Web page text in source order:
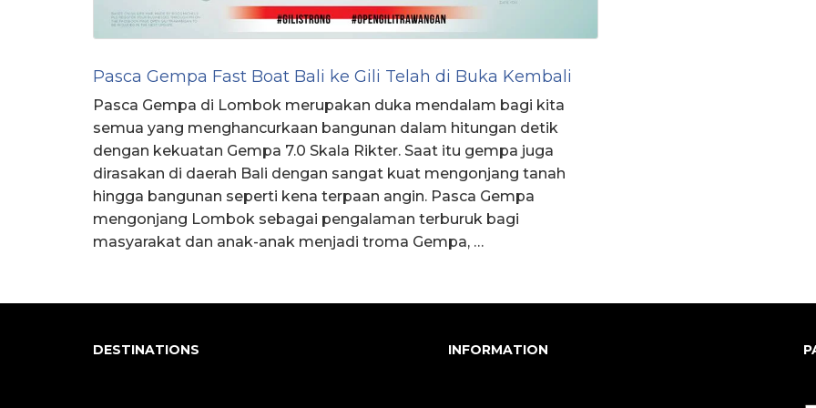
Pasca Gempa Fast Boat Bali ke Gili Telah di Buka Kembali
Pasca Gempa di Lombok merupakan duka mendalam bagi kita
semua yang menghancurkaan bangunan dalam hitungan detik
dengan kekuatan Gempa 7.0 Skala Rikter. Saat itu gempa juga
dirasakan di daerah Bali dengan sangat kuat mengonjang tanah
hingga bangunan seperti kena terpaan angin. Pasca Gempa
mengonjang Lombok sebagai pengalaman terburuk bagi
masyarakat dan anak-anak menjadi troma Gempa, …
DESTINATIONS INFORMATION